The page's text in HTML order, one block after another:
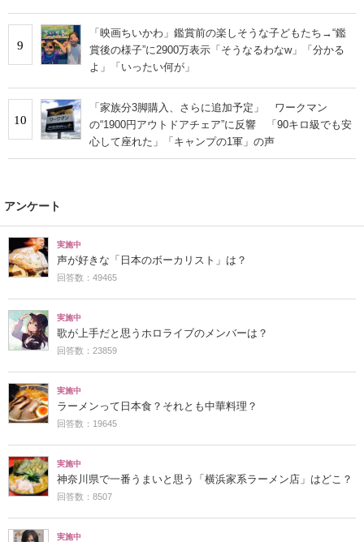
9
「映画ちいかわ」鑑賞前の楽しそうな子どもたち→“鑑
賞後の様子”に2900万表示「そうなるわなw」「分かる
よ」「いったい何が」
10
「家族分3脚購入、さらに追加予定」 ワークマン
の“1900円アウトドアチェア”に反響 「90キロ級でも安
心して座れた」「キャンプの1軍」の声
アンケート
実施中
声が好きな「日本のボーカリスト」は？
回答数：49465
実施中
歌が上手だと思うホロライブのメンバーは？
回答数：23859
実施中
ラーメンって日本食？それとも中華料理？
回答数：19645
実施中
神奈川県で一番うまいと思う「横浜家系ラーメン店」はどこ？
回答数：8507
実施中